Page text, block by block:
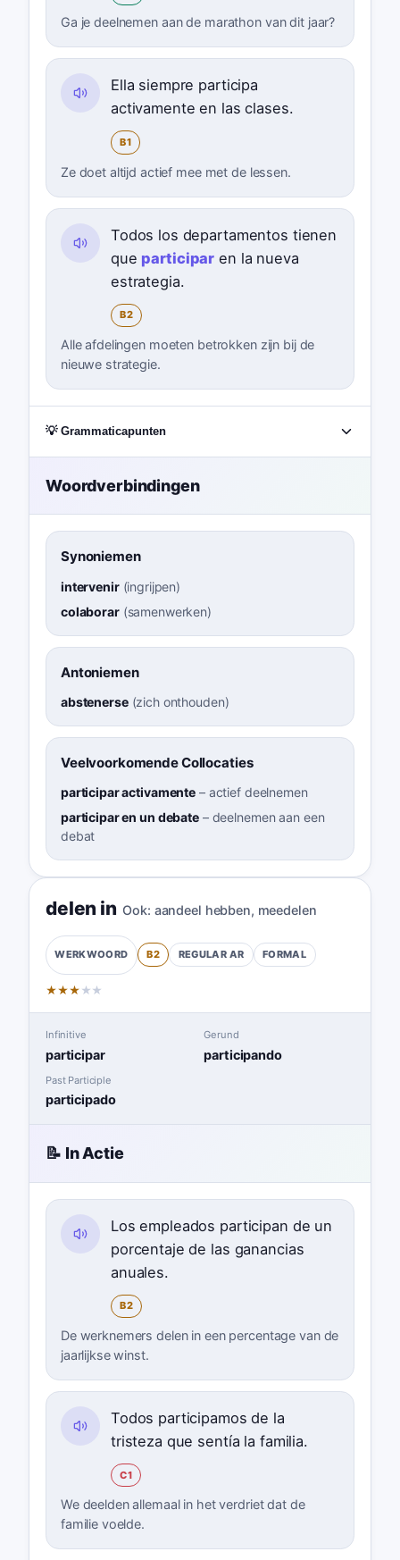
Ga je deelnemen aan de marathon van dit jaar?
Ella siempre participa
activamente en las clases.
B1
Ze doet altijd actief mee met de lessen.
Todos los departamentos tienen
que participar en la nueva
estrategia.
B2
Alle afdelingen moeten betrokken zijn bij de
nieuwe strategie.
💡 Grammaticapunten
Woordverbindingen
Synoniemen
intervenir(ingrijpen)
colaborar(samenwerken)
Antoniemen
abstenerse(zich onthouden)
Veelvoorkomende Collocaties
participar activamente – actief deelnemen
participar en un debate– deelnemen aan een
debat
delen in Ook: aandeel hebben, meedelen
WERKWOORD B2 REGULAR AR FORMAL
★★★ ★ ★
Infinitive
participar
Gerund
participando
Past Participle
participado
📝 In Actie
Los empleados participan de un
porcentaje de las ganancias
anuales.
B2
De werknemers delen in een percentage van de
jaarlijkse winst.
Todos participamos de la
tristeza que sentía la familia.
C1
We deelden allemaal in het verdriet dat de
familie voelde.